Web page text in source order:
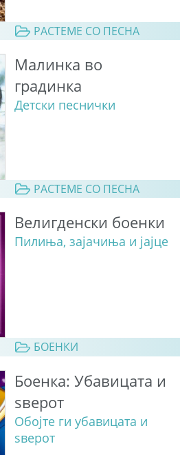
РАСТЕМЕ СО ПЕСНА
Малинка во
градинка
Детски песнички
РАСТЕМЕ СО ПЕСНА
Велигденски боенки
Пилиња, зајачиња и јајце
БОЕНКИ
Боенка: Убавицата и
ѕверот
Обојте ги убавицата и
ѕверот